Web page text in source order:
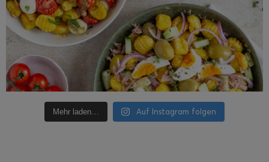
Mehr laden… Auf Instagram folgen